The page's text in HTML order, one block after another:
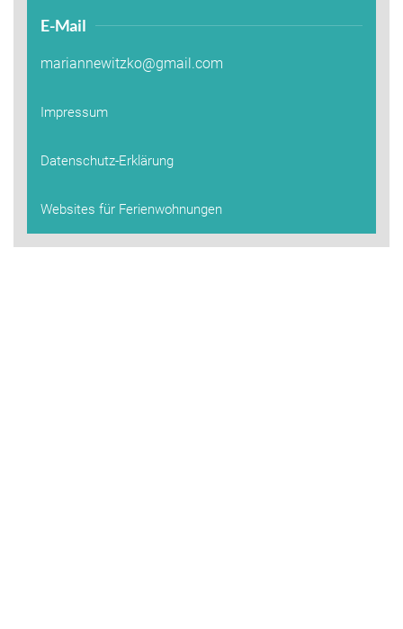
E-Mail
mariannewitzko@gmail.com
Impressum
Datenschutz-Erklärung
Websites für Ferienwohnungen